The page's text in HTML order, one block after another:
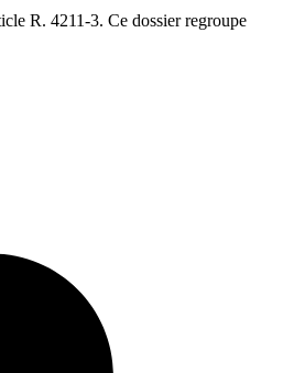
R. 4211-3. Ce dossier regroupe